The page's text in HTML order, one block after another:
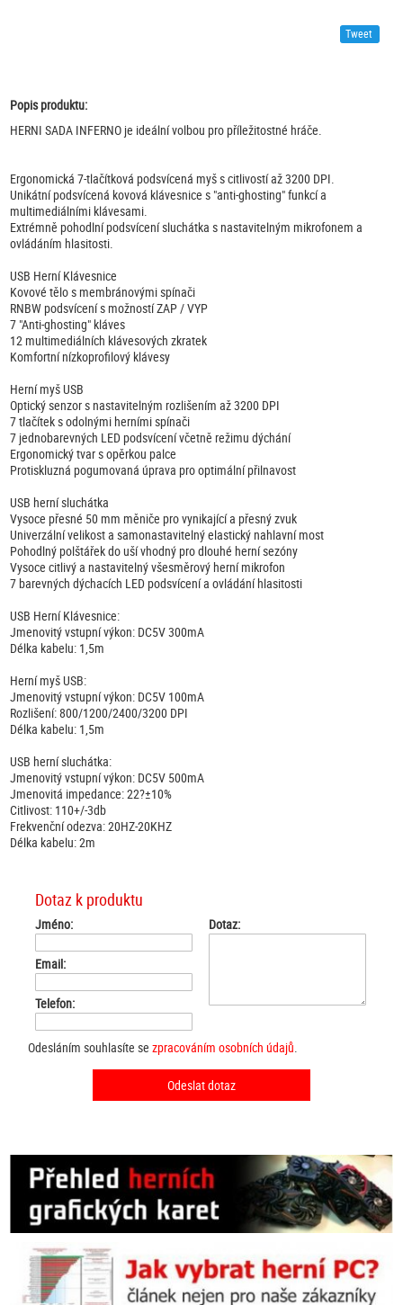
Tweet
Popis produktu:
HERNI SADA INFERNO je ideální volbou pro příležitostné hráče.
Ergonomická 7-tlačítková podsvícená myš s citlivostí až 3200 DPI.
Unikátní podsvícená kovová klávesnice s "anti-ghosting" funkcí a
multimediálními klávesami.
Extrémně pohodlní podsvícení sluchátka s nastavitelným mikrofonem a
ovládáním hlasitosti.
USB Herní Klávesnice
Kovové tělo s membránovými spínači
RNBW podsvícení s možností ZAP / VYP
7 "Anti-ghosting" kláves
12 multimediálních klávesových zkratek
Komfortní nízkoprofilový klávesy
Herní myš USB
Optický senzor s nastavitelným rozlišením až 3200 DPI
7 tlačítek s odolnými herními spínači
7 jednobarevných LED podsvícení včetně režimu dýchání
Ergonomický tvar s opěrkou palce
Protiskluzná pogumovaná úprava pro optimální přilnavost
USB herní sluchátka
Vysoce přesné 50 mm měniče pro vynikající a přesný zvuk
Univerzální velikost a samonastavitelný elastický nahlavní most
Pohodlný polštářek do uší vhodný pro dlouhé herní sezóny
Vysoce citlivý a nastavitelný všesměrový herní mikrofon
7 barevných dýchacích LED podsvícení a ovládání hlasitosti
USB Herní Klávesnice:
Jmenovitý vstupní výkon: DC5V 300mA
Délka kabelu: 1,5m
Herní myš USB:
Jmenovitý vstupní výkon: DC5V 100mA
Rozlišení: 800/1200/2400/3200 DPI
Délka kabelu: 1,5m
USB herní sluchátka:
Jmenovitý vstupní výkon: DC5V 500mA
Jmenovitá impedance: 22?±10%
Citlivost: 110+/-3db
Frekvenční odezva: 20HZ-20KHZ
Délka kabelu: 2m
Dotaz k produktu
Jméno:
Email:
Telefon:
Dotaz:
Odesláním souhlasíte sezpracováním osobních údajů.